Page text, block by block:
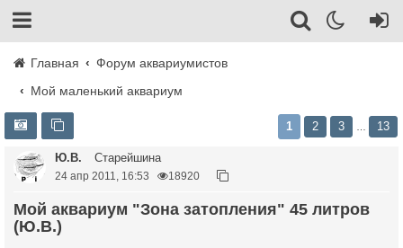
Главная
Форум аквариумистов
Мой маленький аквариум
1 2 3 13
Ю.В. Старейшина
24 апр 2011, 16:53 18920
Мой аквариум "Зона затопления" 45 литров
(Ю.В.)